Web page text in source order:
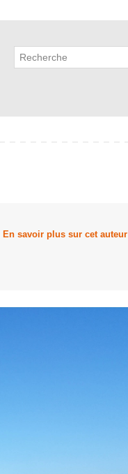
En savoir plus sur cet auteur